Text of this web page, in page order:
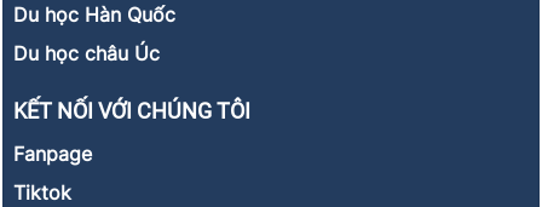
Du học Hàn Quốc
Du học châu Úc
KẾT NỐI VỚI CHÚNG TÔI
Fanpage
Tiktok